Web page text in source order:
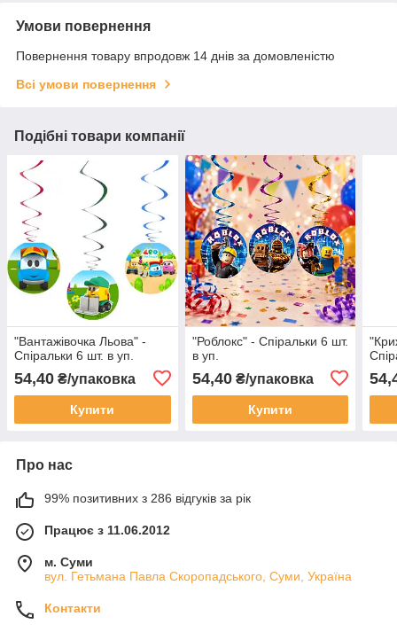
Умови повернення
Повернення товару впродовж 14 днів за домовленістю
Всі умови повернення
Подібні товари компанії
"Вантажівочка Льова" -
Спіральки 6 шт. в уп.
54,40 ₴/упаковка
Купити
"Роблокс" - Спіральки 6 шт.
в уп.
54,40₴/упаковка
Купити
Про нас
99% позитивних з 286 відгуків за рік
Працює з 11.06.2012
м. Суми
вул. Гетьмана Павла Скоропадського, Суми, Україна
Контакти